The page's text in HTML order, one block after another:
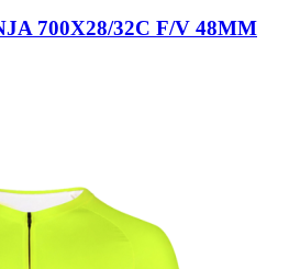
700X28/32C F/V 48MM